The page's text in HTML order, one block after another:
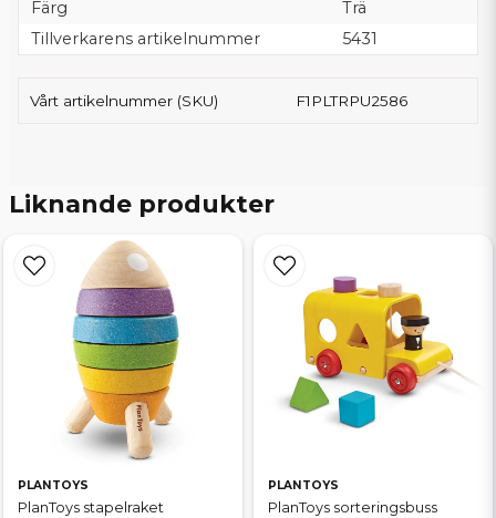
Färg
Trä
Tillverkarens artikelnummer
5431
Vårt artikelnummer (SKU) F1PLTRPU2586
Liknande produkter
PLANTOYS
PlanToys stapelraket
PLANTOYS
PlanToys sorteringsbuss